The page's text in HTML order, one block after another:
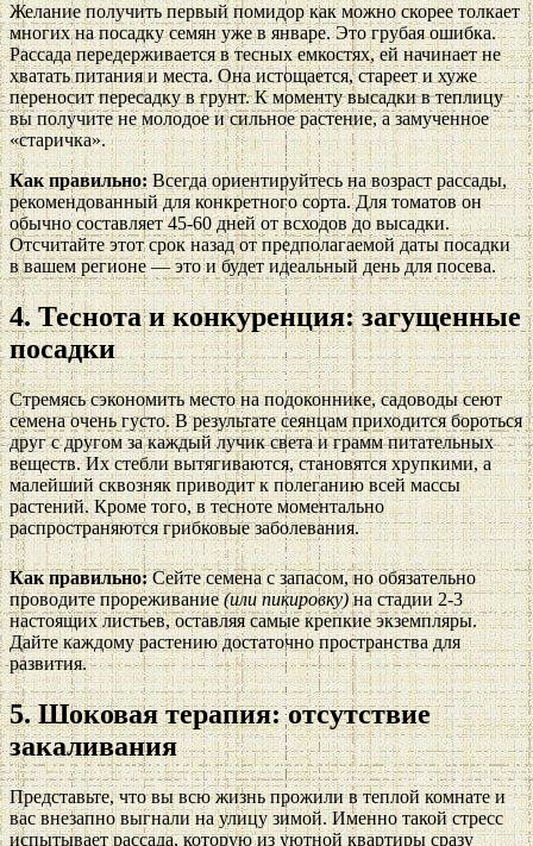
Желание получить первый помидор как можно скорее толкает
многих на посадку семян уже в январе. Это грубая ошибка.
Рассада передерживается в тесных емкостях, ей начинает не
хватать питания и места. Она истощается, стареет и хуже
переносит пересадку в грунт. К моменту высадки в теплицу
вы получите не молодое и сильное растение, а замученное
«старичка».
Как правильно:Всегда ориентируйтесь на возраст рассады,
рекомендованный для конкретного сорта. Для томатов он
обычно составляет 45-60 дней от всходов до высадки.
Отсчитайте этот срок назад от предполагаемой даты посадки
в вашем регионе — это и будет идеальный день для посева.
4. Теснота и конкуренция: загущенные
посадки
Стремясь сэкономить место на подоконнике, садоводы сеют
семена очень густо. В результате сеянцам приходится бороться
друг с другом за каждый лучик света и грамм питательных
веществ. Их стебли вытягиваются, становятся хрупкими, а
малейший сквозняк приводит к полеганию всей массы
растений. Кроме того, в тесноте моментально
распространяются грибковые заболевания.
Как правильно:Сейте семена с запасом, но обязательно
проводите прореживание(или пикировку)на стадии 2-3
настоящих листьев, оставляя самые крепкие экземпляры.
Дайте каждому растению достаточно пространства для
развития.
5. Шоковая терапия: отсутствие
закаливания
Представьте, что вы всю жизнь прожили в теплой комнате и
вас внезапно выгнали на улицу зимой. Именно такой стресс
испытывает рассада, которую из уютной квартиры сразу